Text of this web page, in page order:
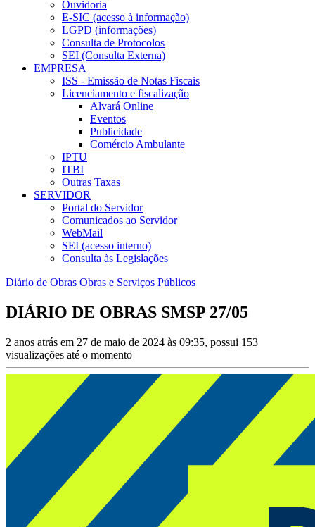
Ouvidoria
E-SIC (acesso à informação)
LGPD (informações)
Consulta de Protocolos
SEI (Consulta Externa)
EMPRESA
ISS - Emissão de Notas Fiscais
Licenciamento e fiscalização
Alvará Online
Eventos
Publicidade
Comércio Ambulante
IPTU
ITBI
Outras Taxas
SERVIDOR
Portal do Servidor
Comunicados ao Servidor
WebMail
SEI (acesso interno)
Consulta às Legislações
Diário de Obras Obras e Serviços Públicos
DIÁRIO DE OBRAS SMSP 27/05
2 anos atrás em 27 de maio de 2024 às 09:35, possui 153
visualizações até o momento